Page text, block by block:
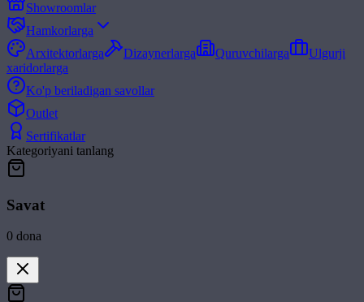
Showroomlar
Hamkorlarga
Arxitektorlarga
Dizaynerlarga Quruvchilarga
Ulgurji
xaridorlarga
Ko'p beriladigan savollar
Outlet
Sertifikatlar
Kategoriyani tanlang
Savat
0 dona